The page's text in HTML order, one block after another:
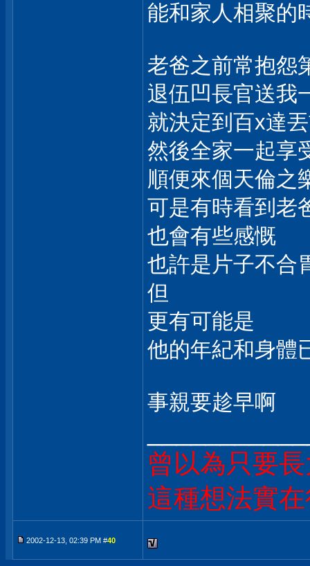
能和家人相聚的
老爸之前常抱怨
退伍凹長官送我
就決定到百x達
然後全家一起享
順便來個天倫之
可是有時看到老
也會有些感慨
也許是片子不合
但
更有可能是
他的年紀和身體
事親要趁早啊
曾以為只要
這種想法實
2002-12-13, 02:39 PM #40